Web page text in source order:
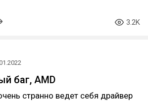
3.2K
баг, AMD
странно ведет себя драйвер